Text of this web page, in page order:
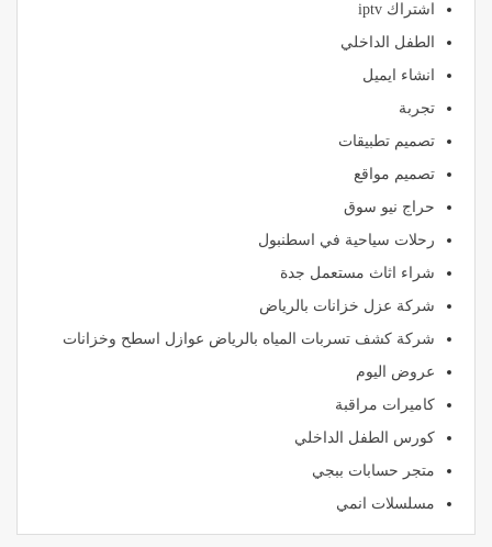
اشتراك iptv
الطفل الداخلي
انشاء ايميل
تجربة
تصميم تطبيقات
تصميم مواقع
حراج نيو سوق
رحلات سياحية في اسطنبول
شراء اثاث مستعمل جدة
شركة عزل خزانات بالرياض
شركة كشف تسربات المياه بالرياض عوازل اسطح وخزانات
عروض اليوم
كاميرات مراقبة
كورس الطفل الداخلي
متجر حسابات ببجي
مسلسلات انمي